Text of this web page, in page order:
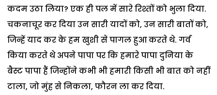
कदम उठा लिया? एक ही पल में सारे रिश्तों को भुला दिया.
चकनाचूर कर दिया उन सारी यादों को, उन सारी बातों को,
जिन्हें याद कर के हम खुशी से पागल हुआ करते थे. गर्व
किया करते थे अपने पापा पर कि हमारे पापा दुनिया के
बैस्ट पापा हैं जिन्होंने कभी भी हमारी किसी भी बात को नहीं
टाला, जो मुंह से निकला, फौरन ला कर दिया.